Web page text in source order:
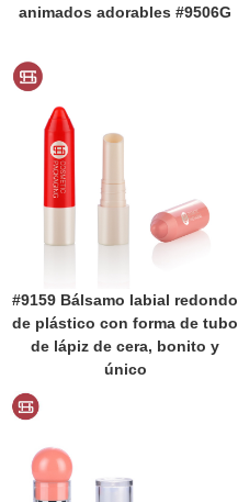
animados adorables #9506G
#9159 Bálsamo labial redondo
de plástico con forma de tubo
de lápiz de cera, bonito y
único